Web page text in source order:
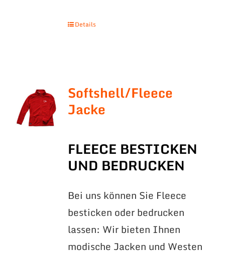
Details
Softshell/Fleece
Jacke
FLEECE BESTICKEN
UND BEDRUCKEN
Bei uns können Sie Fleece
besticken oder bedrucken
lassen: Wir bieten Ihnen
modische Jacken und Westen